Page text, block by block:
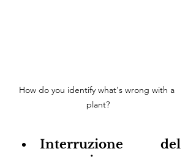
How do you identify what's wrong with a
plant?
Interruzione del